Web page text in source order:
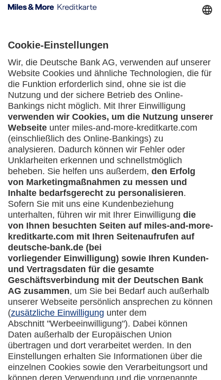
Service
Häufige Fragen
Downloadcenter
Kontakt
Mehr
Miles & More Kreditkarten Banking
miles-and-more.com
lufthansa.com
Rechtliches
Impressum
Datenschutz
Cookie Einstellungen
Vertrag widerrufen